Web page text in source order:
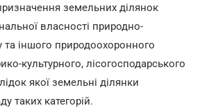
земельних ділянок
власності природно-
та іншого природоохоронного
культурного, лісогосподарського
якої земельні ділянки
таких категорій.